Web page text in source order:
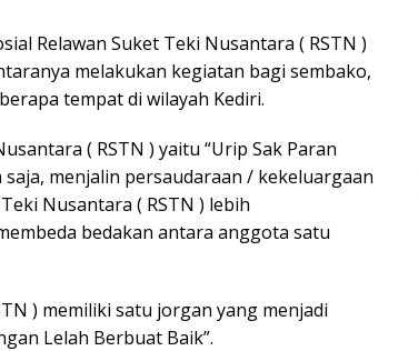
Relawan Suket Teki Nusantara ( RSTN )
melakukan kegiatan bagi sembako,
tempat di wilayah Kediri.
( RSTN ) yaitu “Urip Sak Paran
saja, menjalin persaudaraan / kekeluargaan
Nusantara ( RSTN ) lebih
bedakan antara anggota satu
) memiliki satu jorgan yang menjadi
Lelah Berbuat Baik”.